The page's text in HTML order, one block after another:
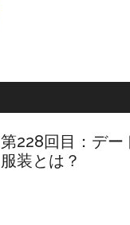
第228回目：デー
服装とは？